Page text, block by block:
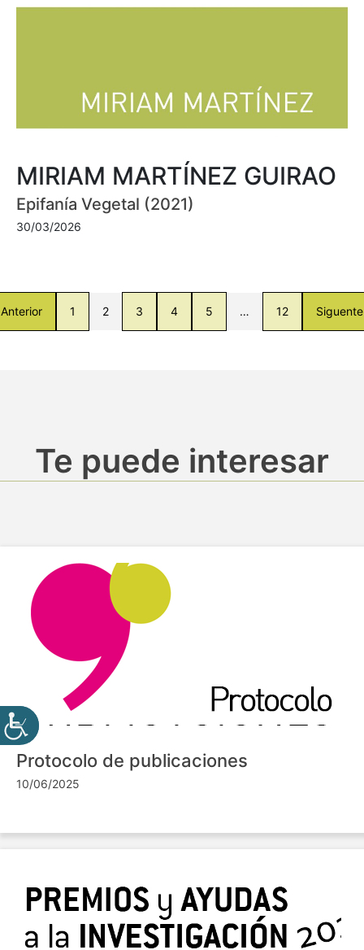
MIRIAM MARTÍNEZ GUIRAO
Epifanía Vegetal (2021)
30/03/2026
Anterior 1 2 3 4 5 … 12 Siguente
Te puede interesar
Protocolo de publicaciones
10/06/2025